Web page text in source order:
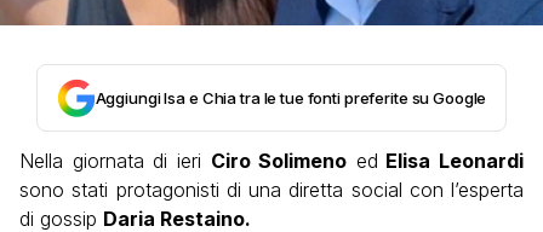
Aggiungi Isa e Chia tra le tue fonti preferite su Google
Nella giornata di ieri Ciro Solimeno ed Elisa Leonardi
sono stati protagonisti di una diretta social con l’esperta
di gossip Daria Restaino.